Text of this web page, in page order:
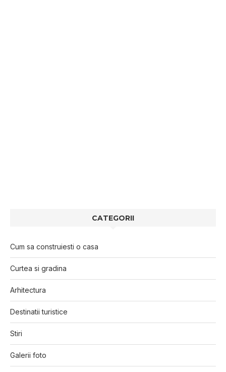
CATEGORII
Cum sa construiesti o casa
Curtea si gradina
Arhitectura
Destinatii turistice
Stiri
Galerii foto